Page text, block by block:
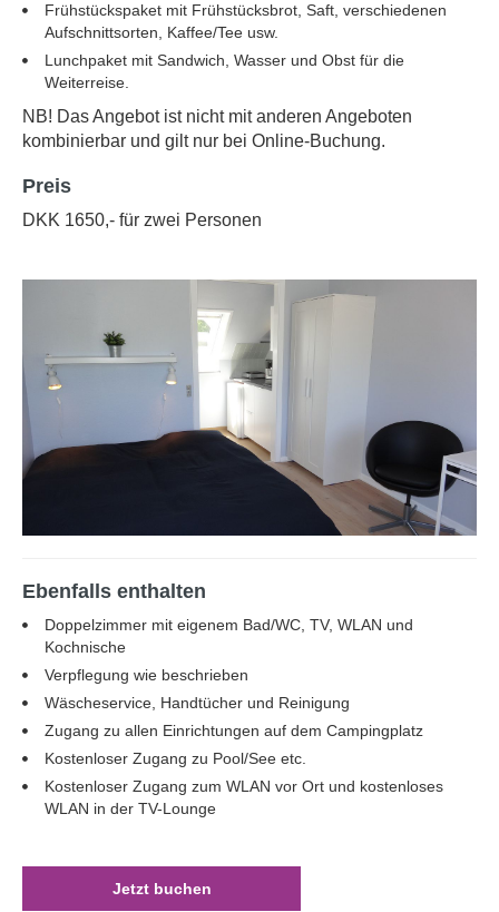
Frühstückspaket mit Frühstücksbrot, Saft, verschiedenen
Aufschnittsorten, Kaffee/Tee usw.
Lunchpaket mit Sandwich, Wasser und Obst für die
Weiterreise.
NB! Das Angebot ist nicht mit anderen Angeboten
kombinierbar und gilt nur bei Online-Buchung.
Preis
DKK 1650,- für zwei Personen
Ebenfalls enthalten
Doppelzimmer mit eigenem Bad/WC, TV, WLAN und
Kochnische
Verpflegung wie beschrieben
Wäscheservice, Handtücher und Reinigung
Zugang zu allen Einrichtungen auf dem Campingplatz
Kostenloser Zugang zu Pool/See etc.
Kostenloser Zugang zum WLAN vor Ort und kostenloses
WLAN in der TV-Lounge
Jetzt buchen